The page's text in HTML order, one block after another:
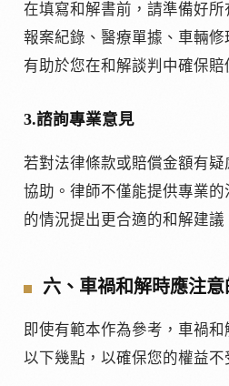
在填寫和解書前，請準備好
報案紀錄、醫療單據、車輛
有助於您在和解談判中確保賠
3.諮詢專業意見
若對法律條款或賠償金額有
協助。律師不僅能提供專業
的情況提出更合適的和解建議
六、車禍和解時應注
即使有範本作為參考，車禍
以下幾點，以確保您的權益不